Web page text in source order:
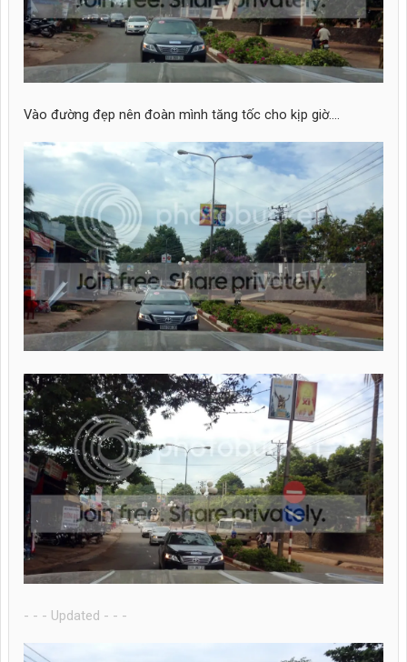
Vào đường đẹp nên đoàn mình tăng tốc cho kịp giờ....
- - - Updated - - -